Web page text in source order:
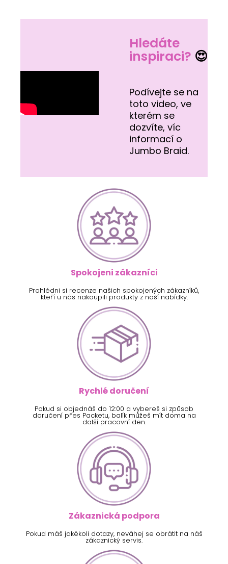
Hledáte
inspiraci? 😍
Podívejte se na
toto video, ve
kterém se
dozvíte, víc
informací o
Jumbo Braid.
Spokojeni zákazníci
Prohlédni si recenze našich spokojených zákazníků,
kteří u nás nakoupili produkty z naší nabídky.
Rychlé doručení
Pokud si objednáš do 12:00 a vybereš si způsob
doručení přes Packetu, balík můžeš mít doma na
další pracovní den.
Zákaznická podpora
Pokud máš jakékoli dotazy, neváhej se obrátit na náš
zákaznický servis.